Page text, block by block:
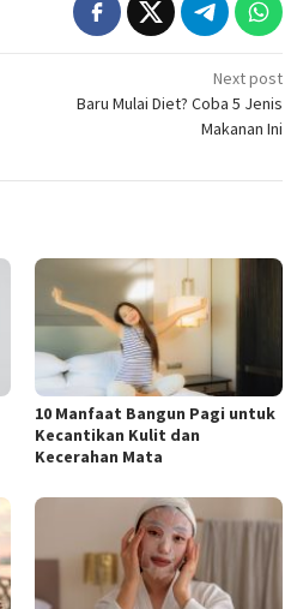
Next post
Baru Mulai Diet? Coba 5 Jenis
Makanan Ini
10 Manfaat Bangun Pagi untuk
Kecantikan Kulit dan
Kecerahan Mata